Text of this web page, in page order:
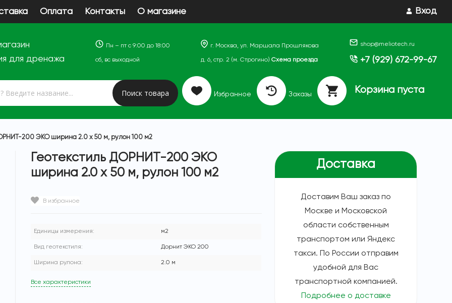
Оплата Контакты О магазине Вход
для дренажа
Пн – пт с 9:00 до 18:00
cб, вс выходной
г. Москва, ул. Маршала Прошлякова
д. 6, стр. 2 (м. Строгино) Схема проезда
shop@meliotech.ru
+7 (929) 672-99-67
Поиск товара Избранное Заказы Корзина пуста
200 ЭКО ширина 2.0 х 50 м, рулон 100 м2
Геотекстиль ДОРНИТ-200 ЭКО
ширина 2.0 х 50 м, рулон 100 м2
В избранное
Единицы измерения: м2
Вид геотекстиля: Дорнит ЭКО 200
Ширина рулона: 2.0 м
Все характеристики
Доставка
Доставим Ваш заказ по
Москве и Московской
области собственным
транспортом или Яндекс
такси. По России отправим
удобной для Вас
транспортной компанией.
Подробнее о доставке